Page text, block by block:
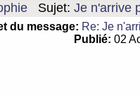
Sujet: Je n'arrive
du message: Re: Je
Publié: 02